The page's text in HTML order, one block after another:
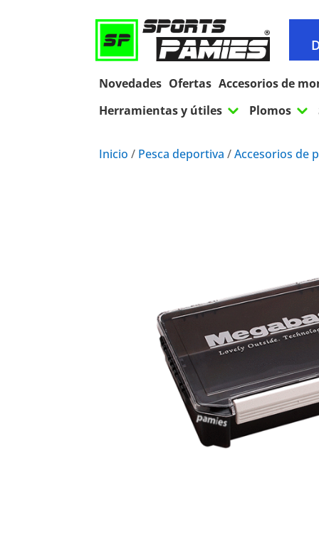
Novedades Ofertas Accesorios de
Herramientas y útiles 3 Plomos 3
Inicio / Pesca deportiva /Accesorios de